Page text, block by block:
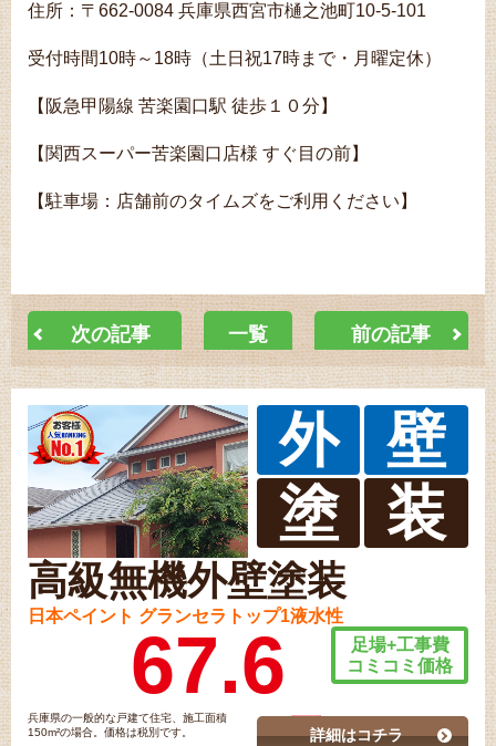
住所：〒662-0084 兵庫県西宮市樋之池町10-5-101
受付時間10時～18時（土日祝17時まで・月曜定休）
【阪急甲陽線 苦楽園口駅 徒歩１０分】
【関西スーパー苦楽園口店様 すぐ目の前】
【駐車場：店舗前のタイムズをご利用ください】
次の記事 一覧 前の記事
外
壁
塗
装
高級無機外壁塗装
日本ペイント グランセラトップ1液水性
足場+工事費
コミコミ価格
67.6
兵庫県の一般的な戸建て住宅、施工面積
150m²の場合。価格は税別です。
詳細はコチラ